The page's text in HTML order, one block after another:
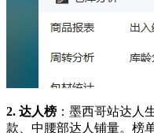
2. 达人榜 ：墨西哥站达
款、中腰部达人铺量。榜